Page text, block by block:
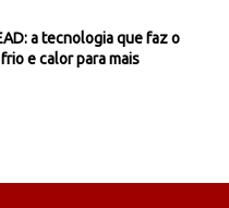
a tecnologia que faz o
e calor para mais